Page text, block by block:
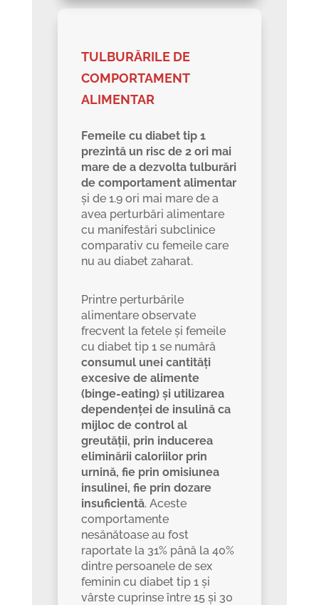
TULBURĂRILE DE
COMPORTAMENT
ALIMENTAR
Femeile cu diabet tip 1
prezintă un risc de 2 ori mai
mare de a dezvolta tulburări
de comportament alimentar
și de 1.9 ori mai mare de a
avea perturbări alimentare
cu manifestări subclinice
comparativ cu femeile care
nu au diabet zaharat.
Printre perturbările
alimentare observate
frecvent la fetele și femeile
cu diabet tip 1 se numără
consumul unei cantități
excesive de alimente
(binge-eating) și utilizarea
dependenței de insulină ca
mijloc de control al
greutății, prin inducerea
eliminării caloriilor prin
urnină, fie prin omisiunea
insulinei, fie prin dozare
insuficientă. Aceste
comportamente
nesănătoase au fost
raportate la 31% până la 40%
dintre persoanele de sex
feminin cu diabet tip 1 și
vârste cuprinse între 15 și 30